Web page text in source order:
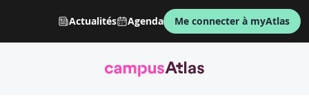
Actualités Agenda Me connecter à myAtlas